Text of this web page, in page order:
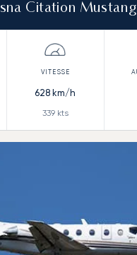
Citation Mustang
628 km/h
339kts